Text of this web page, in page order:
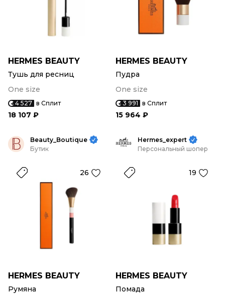
HERMES BEAUTY
Тушь для ресниц
One size
4 527 в Сплит
18 107 ₽
HERMES BEAUTY
Пудра
One size
3 991 в Сплит
15 964 ₽
Beauty_Boutique
Бутик
26
HERMES BEAUTY
Румяна
Hermes_expert
Персональный шопер
19
HERMES BEAUTY
Помада